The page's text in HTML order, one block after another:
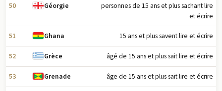
50 Géorgie
personnes de 15 ans et plus sachant lire
et écrire
51 Ghana 15 ans et plus savent lire et écrire
52 Grèce âgé de 15 ans et plus sait lire et écrire
53 Grenade âge de 15 ans et plus sait lire et écrire